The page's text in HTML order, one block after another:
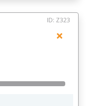
ID: Z323